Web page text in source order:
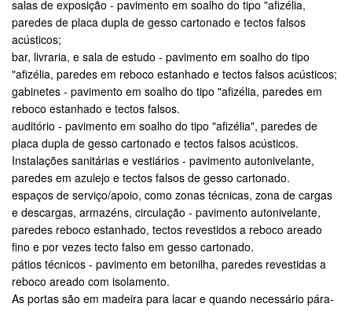
salas de exposição - pavimento em soalho do tipo "afizélia,
paredes de placa dupla de gesso cartonado e tectos falsos
acústicos;
bar, livraria, e sala de estudo - pavimento em soalho do tipo
"afizélia, paredes em reboco estanhado e tectos falsos acústicos;
gabinetes - pavimento em soalho do tipo "afizélia, paredes em
reboco estanhado e tectos falsos.
auditório - pavimento em soalho do tipo "afizélia", paredes de
placa dupla de gesso cartonado e tectos falsos acústicos.
Instalações sanitárias e vestiários - pavimento autonivelante,
paredes em azulejo e tectos falsos de gesso cartonado.
espaços de serviço/apoio, como zonas técnicas, zona de cargas
e descargas, armazéns, circulação - pavimento autonivelante,
paredes reboco estanhado, tectos revestidos a reboco areado
fino e por vezes tecto falso em gesso cartonado.
pátios técnicos - pavimento em betonilha, paredes revestidas a
reboco areado com isolamento.
As portas são em madeira para lacar e quando necessário pára-